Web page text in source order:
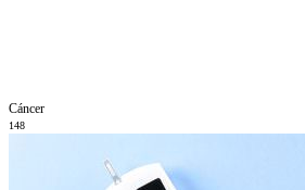
Cáncer
148